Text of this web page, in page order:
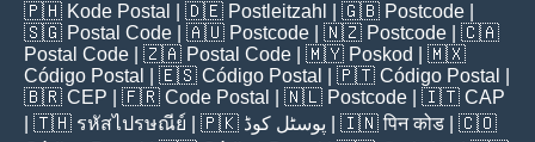
🇵🇭 Kode Postal | 🇩🇪 Postleitzahl | 🇬🇧 Postcode
🇸🇬 Postal Code | 🇦🇺 Postcode | 🇳🇿 Postcode | 🇨🇦
Postal Code | 🇿🇦 Postal Code | 🇲🇾 Poskod
| 🇲🇽
Código Postal
| 🇪🇸 Código Postal | 🇵🇹 Código Postal
🇧🇷 CEP | 🇫🇷 Code Postal | 🇳🇱 Postcode | 🇮🇹 CAP
| 🇹🇭 รหัสไปรษณีย์ | 🇵🇰 پوسٹل کوڈ | 🇮🇳पिन कोड | 🇨🇴